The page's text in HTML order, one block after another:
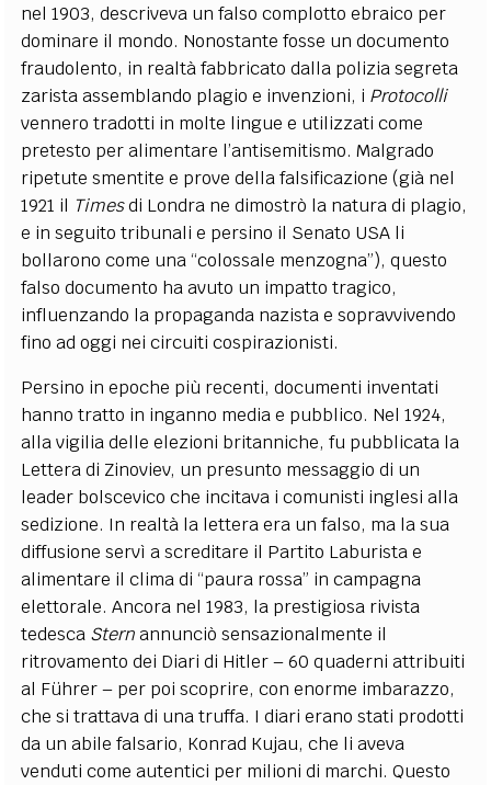
nel 1903, descriveva un falso complotto ebraico per
dominare il mondo. Nonostante fosse un documento
fraudolento, in realtà fabbricato dalla polizia segreta
zarista assemblando plagio e invenzioni, i Protocolli
vennero tradotti in molte lingue e utilizzati come
pretesto per alimentare l’antisemitismo. Malgrado
ripetute smentite e prove della falsificazione (già nel
1921 il Timesdi Londra ne dimostrò la natura di plagio,
e in seguito tribunali e persino il Senato USA li
bollarono come una “colossale menzogna”), questo
falso documento ha avuto un impatto tragico,
influenzando la propaganda nazista e sopravvivendo
fino ad oggi nei circuiti cospirazionisti​.
Persino in epoche più recenti, documenti inventati
hanno tratto in inganno media e pubblico. Nel 1924,
alla vigilia delle elezioni britanniche, fu pubblicata la
Lettera di Zinoviev, un presunto messaggio di un
leader bolscevico che incitava i comunisti inglesi alla
sedizione. In realtà la lettera era un falso, ma la sua
diffusione servì a screditare il Partito Laburista e
alimentare il clima di “paura rossa” in campagna
elettorale. Ancora nel 1983, la prestigiosa rivista
tedesca Sternannunciò sensazionalmente il
ritrovamento dei Diari di Hitler – 60 quaderni attribuiti
al Führer – per poi scoprire, con enorme imbarazzo,
che si trattava di una truffa. I diari erano stati prodotti
da un abile falsario, Konrad Kujau, che li aveva
venduti come autentici per milioni di marchi​. Questo